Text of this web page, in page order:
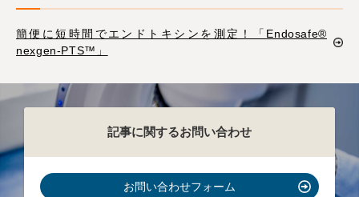
簡便に短時間でエンドトキシンを測定！「Endosafe®
nexgen-PTS™」
記事に関するお問い合わせ
お問い合わせフォーム